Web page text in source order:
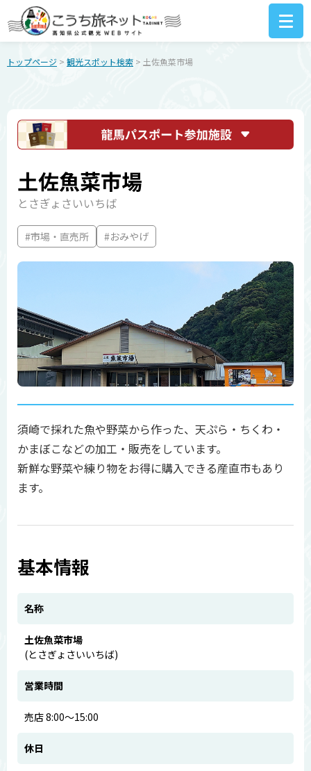
トップページ > 観光スポット検索 > 土佐魚菜市場
土佐魚菜市場
とさぎょさいいちば
#市場・直売所 #おみやげ
須崎で採れた魚や野菜から作った、天ぷら・ちくわ・
かまぼこなどの加工・販売をしています。
新鮮な野菜や練り物をお得に購入できる産直市もあり
ます。
基本情報
名称
土佐魚菜市場
(とさぎょさいいちば)
営業時間
売店 8:00～15:00
休日